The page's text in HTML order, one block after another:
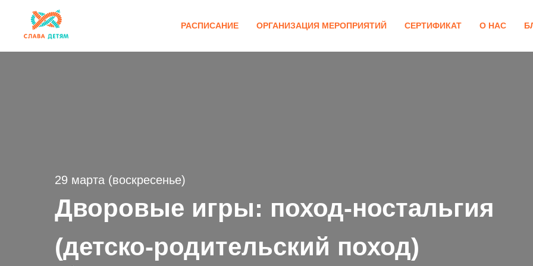
РАСПИСАНИЕ ОРГАНИЗАЦИЯ МЕРОПРИЯТИЙ СЕРТИФИКАТ О НАС
Дворовые игры: поход-ностальгия
(детско-родительский поход)
29 марта (воскресенье)